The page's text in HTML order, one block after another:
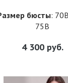
бюсты:
75B
4 300руб.